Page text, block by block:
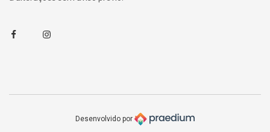
FacebookInstagram
Desenvolvido por